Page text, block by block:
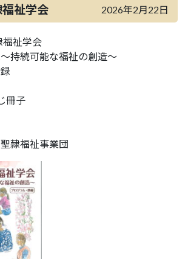
祉学会 2026年2月22日
祉学会
持続可能な福祉の創造～
冊子
隷福祉事業団